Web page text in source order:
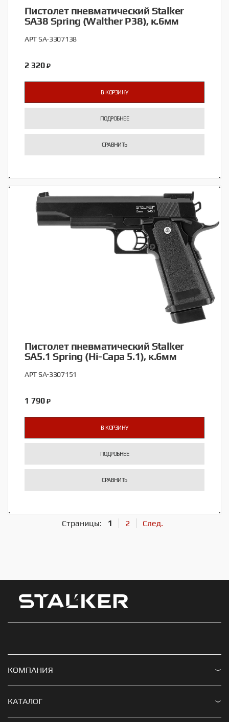
Пистолет пневматический Stalker
SA38 Spring (Walther P38), к.6мм
АРТ SA-3307138
2 320 ₽
В КОРЗИНУ
ПОДРОБНЕЕ
СРАВНИТЬ
Пистолет пневматический Stalker
SA5.1 Spring (Hi-Capa 5.1), к.6мм
АРТ SA-3307151
1 790 ₽
В КОРЗИНУ
ПОДРОБНЕЕ
СРАВНИТЬ
Страницы: 1 2 След.
КОМПАНИЯ
КАТАЛОГ